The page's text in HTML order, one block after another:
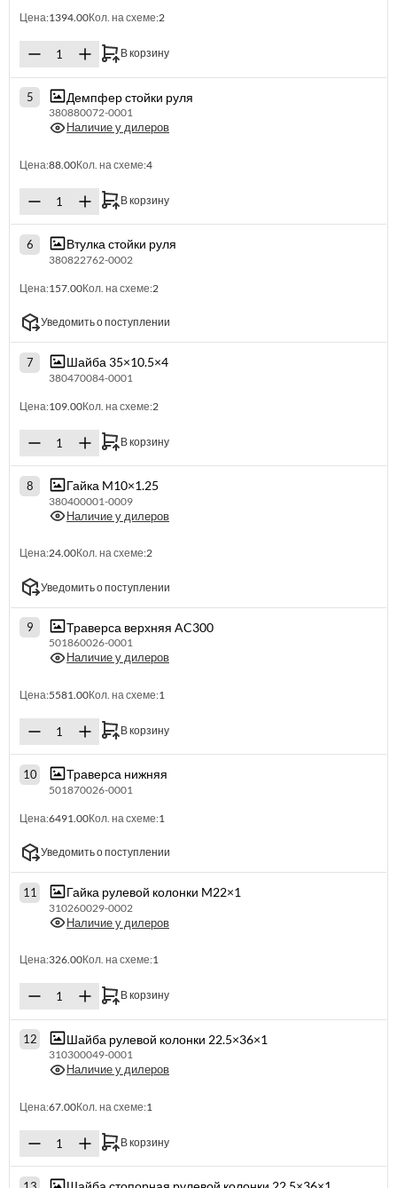
Цена:1394.00Кол. на схеме:2
В корзину
5 Демпфер стойки руля
380880072-0001
Наличие у дилеров
Цена:88.00Кол. на схеме:4
В корзину
6 Втулка стойки руля
380822762-0002
Цена:157.00Кол. на схеме:2
Уведомить о поступлении
7 Шайба 35×10.5×4
380470084-0001
Цена:109.00Кол. на схеме:2
В корзину
8 Гайка M10×1.25
380400001-0009
Наличие у дилеров
Цена:24.00Кол. на схеме:2
Уведомить о поступлении
9 Траверса верхняя AC300
501860026-0001
Наличие у дилеров
Цена:5581.00Кол. на схеме:1
В корзину
10 Траверса нижняя
501870026-0001
Цена:6491.00Кол. на схеме:1
Уведомить о поступлении
11 Гайка рулевой колонки M22×1
310260029-0002
Наличие у дилеров
Цена:326.00Кол. на схеме:1
В корзину
12 Шайба рулевой колонки 22.5×36×1
310300049-0001
Наличие у дилеров
Цена:67.00Кол. на схеме:1
В корзину